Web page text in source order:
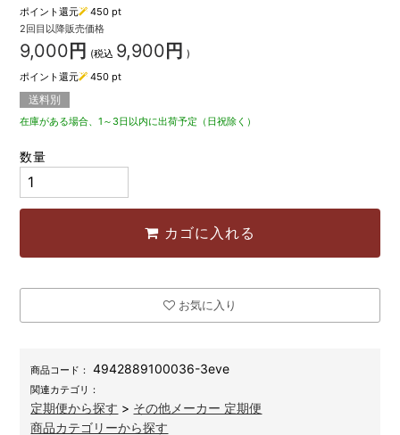
ポイント還元
450pt
2回目以降販売価格
9,000 円 (税込 9,900 円 )
ポイント還元
450pt
送料別
在庫がある場合、1～3日以内に出荷予定（日祝除く）
数量
カゴに入れる
お気に入り
商品コード： 4942889100036-3eve
関連カテゴリ：
定期便から探す > その他メーカー 定期便
商品カテゴリーから探す